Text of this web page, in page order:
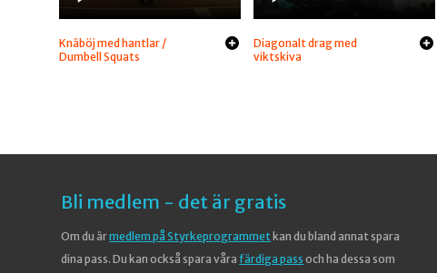
Knäböj med hantlar /
Dumbell Squats
Diagonalt drag med
viktskiva
Bli medlem - det är gratis
Om du ärmedlem på Styrkeprogrammetkan du bland annat spara
dina pass. Du kan också spara vårafärdiga pass och ha dessa som